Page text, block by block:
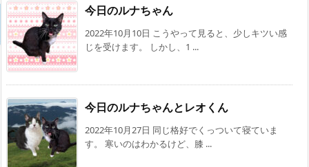
今日のルナちゃん
2022年10月10日 こうやって見ると、少しキツい感
じを受けます。 しかし、1 ...
今日のルナちゃんとレオくん
2022年10月27日 同じ格好でくっついて寝ていま
す。 寒いのはわかるけど、膝 ...